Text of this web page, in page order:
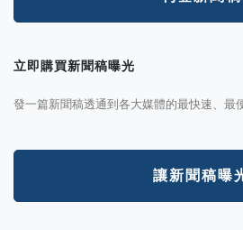
立即購買新聞稿曝光
發一篇新聞稿透通到各大媒體的最快速、最
讓新聞稿曝